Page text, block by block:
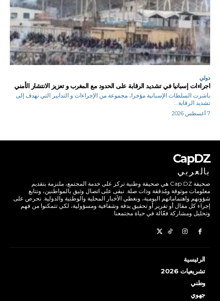
دولي
اجراءات إسبانيا في تشديد الرقابة على الحدود مع المغرب و تعزيز الانتشار الأمني
باشرت السلطات الإسبانية مؤخرا، مجموعة من الإجراءات و التدابير التي تهدف إلى
تشديد الرقابة...
7 أغسطس 2026
CapDZ
بالعربي
صحيفة Cap DZ هي صحيفة وطنية تركز على خدمة المجتمع، ملتزمة بتقديم
معلومات موثوقة ومُدققة وذات صلة. نبقى على اتصال وثيق بالمواطنين، ونتابع
شؤونهم واهتماماتهم اليومية، ونغطي الأخبار المحلية والوطنية والدولية. نحرص على
إجراء كل مقال أو تقرير أو تحقيق بدقة وشفافية ومسؤولية، لكي تتمكنوا من فهم
وتحليل ومشاركة فعّالة في حياة مجتمعنا.
الرئيسية
تشريعيات 2026
وطني
جهوي